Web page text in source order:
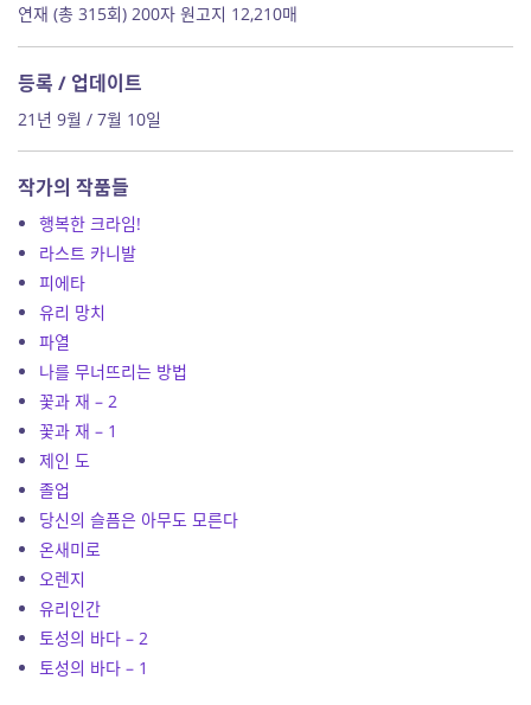
연재 (총 315회) 200자 원고지 12,210매
등록 / 업데이트
21년 9월 / 7월 10일
작가의 작품들
행복한 크라임!
라스트 카니발
피에타
유리 망치
파열
나를 무너뜨리는 방법
꽃과 재 – 2
꽃과 재 – 1
제인 도
졸업
당신의 슬픔은 아무도 모른다
온새미로
오렌지
유리인간
토성의 바다 – 2
토성의 바다 – 1